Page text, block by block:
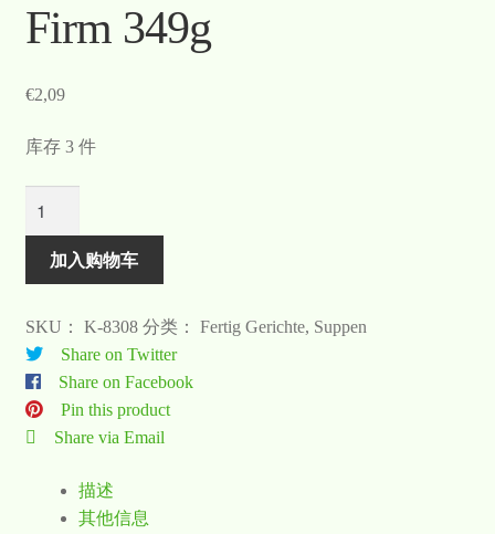
Firm 349g
€2,09
库存 3 件
加入购物车
SKU： K-8308 分类： Fertig Gerichte, Suppen
Share on Twitter
Share on Facebook
Pin this product
Share via Email
描述
其他信息